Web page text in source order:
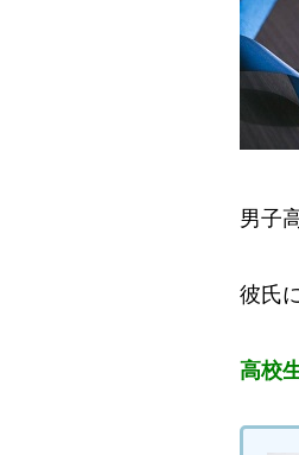
男子
彼氏
高校